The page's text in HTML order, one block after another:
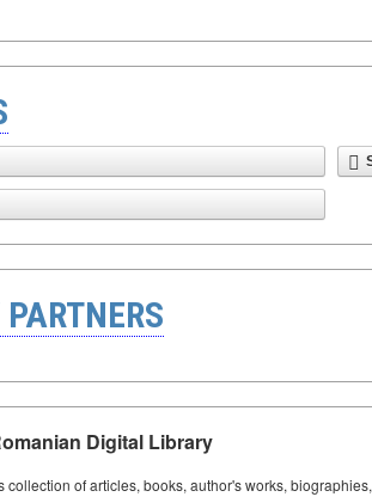
Digital Library
collection of articles, books, author's works,